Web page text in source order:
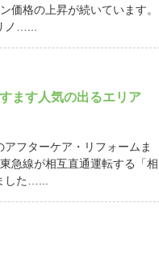
価格の上昇が続いています。
ノ…...
ます人気の出るエリア
フターケア・リフォームま
急線が相互直通運転する「相
した…...